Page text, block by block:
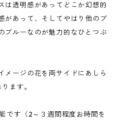
は透明感があってどこか幻想的
があって、そしてやはり他のブ
ブルーなのが魅力的なひとつぶ
メージの花を両サイドにあしら
ます。
です（2～３週間程度お時間を